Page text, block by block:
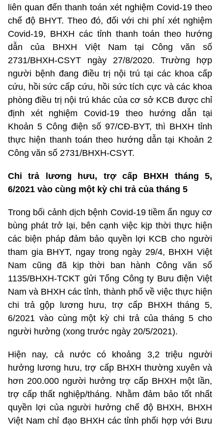
liên quan đến thanh toán xét nghiệm Covid-19 theo
chế độ BHYT. Theo đó, đối với chi phí xét nghiệm
Covid-19, BHXH các tỉnh thanh toán theo hướng
dẫn của BHXH Việt Nam tại Công văn số
2731/BHXH-CSYT ngày 27/8/2020. Trường hợp
người bệnh đang điều trị nội trú tại các khoa cấp
cứu, hồi sức cấp cứu, hồi sức tích cực và các khoa
phòng điều trị nội trú khác của cơ sở KCB được chỉ
định xét nghiệm Covid-19 theo hướng dẫn tại
Khoản 5 Công điện số 97/CĐ-BYT, thì BHXH tỉnh
thực hiện thanh toán theo hướng dẫn tại Khoản 2
Công văn số 2731/BHXH-CSYT.
Chi trả lương hưu, trợ cấp BHXH tháng 5,
6/2021 vào cùng một kỳ chi trả của tháng 5
Trong bối cảnh dịch bệnh Covid-19 tiềm ẩn nguy cơ
bùng phát trở lại, bên cạnh việc kịp thời thực hiện
các biện pháp đảm bảo quyền lợi KCB cho người
tham gia BHYT, ngay trong ngày 29/4, BHXH Việt
Nam cũng đã kịp thời ban hành Công văn số
1135/BHXH-TCKT gửi Tổng Công ty Bưu điện Việt
Nam và BHXH các tỉnh, thành phố về việc thực hiện
chi trả gộp lương hưu, trợ cấp BHXH tháng 5,
6/2021 vào cùng một kỳ chi trả của tháng 5 cho
người hưởng (xong trước ngày 20/5/2021).
Hiện nay, cả nước có khoảng 3,2 triệu người
hưởng lương hưu, trợ cấp BHXH thường xuyên và
hơn 200.000 người hưởng trợ cấp BHXH một lần,
trợ cấp thất nghiệp/tháng. Nhằm đảm bảo tốt nhất
quyền lợi của người hưởng chế độ BHXH, BHXH
Việt Nam chỉ đạo BHXH các tỉnh phối hợp với Bưu